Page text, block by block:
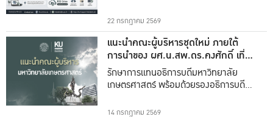
22 กรกฎาคม 2569
แนะนำคณะผู้บริหารชุดใหม่ ภายใต้
การนำของ ผศ.น.สพ.ดร.คงศักดิ์ เที่ยง
ธรรม
รักษาการแทนอธิการบดีมหาวิทยาลัย
เกษตรศาสตร์ พร้อมด้วยรองอธิการบดีทั้ง
14 กรกฎาคม 2569